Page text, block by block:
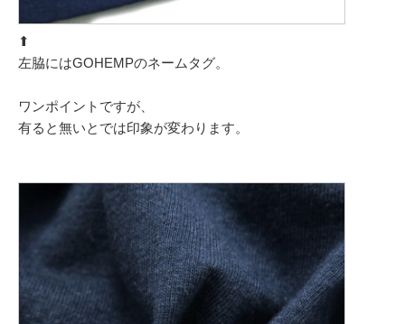
⬆︎
左脇にはGOHEMPのネームタグ。
ワンポイントですが、
有ると無いとでは印象が変わります。